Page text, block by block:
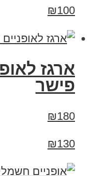
₪100
ארגז
פישר
₪180
₪130